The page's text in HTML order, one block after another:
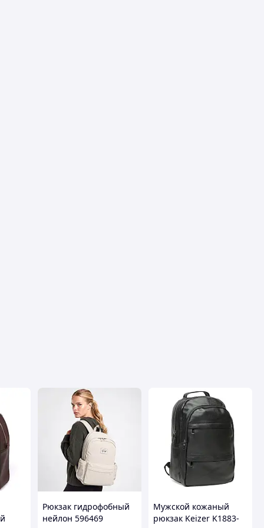
Рюкзак гидрофобный
нейлон 596469
Мужской кожаный
рюкзак Keizer K1883-